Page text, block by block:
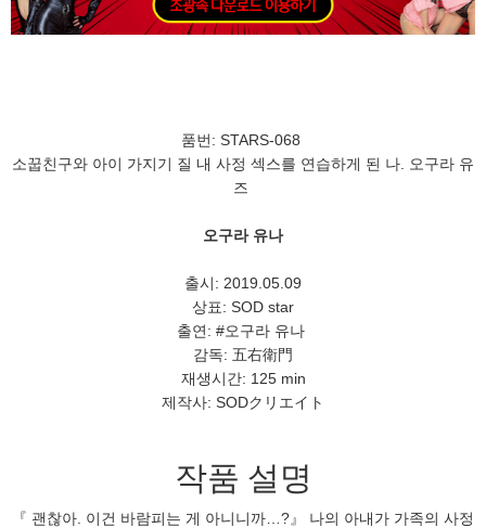
품번: STARS-068
소꿉친구와 아이 가지기 질 내 사정 섹스를 연습하게 된 나. 오구라 유
즈
오구라 유나
출시: 2019.05.09
상표: SOD star
출연: #오구라 유나
감독: 五右衛門
재생시간: 125 min
제작사: SODクリエイト
작품 설명
『 괜찮아. 이건 바람피는 게 아니니까…?』 나의 아내가 가족의 사정